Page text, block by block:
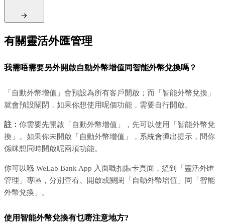
有關靈活外匯管理
我需唔需要另外開啟自動外幣增值同智能外幣兌換嗎？
「自動外幣增值」會預設為所有客戶開啟；而「智能外幣兌換」
就會預設關閉，如果你想使用呢個功能，需要自行開啟。
註： 你需要先開啟「自動外幣增值」，先可以使用「智能外幣兌
換」。如果你未開啟「自動外幣增值」，系統會彈出提示，問你
係咪想同時開啟呢兩項功能。
你可以喺 WeLab Bank App 入面嘅扣賬卡頁面，搵到「靈活外匯
管理」專區，分別查看、開啟或關閉「自動外幣增值」同「智能
外幣兌換」。
使用智能外幣兌換有乜嘢注意地方?